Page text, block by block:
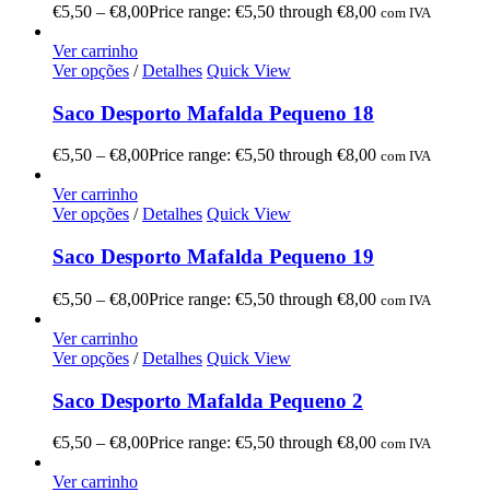
€5,50 – €8,00Price range: €5,50 through €8,00 com IVA
Ver carrinho
Ver opções / Detalhes Quick View
Saco Desporto Mafalda Pequeno 18
€5,50 – €8,00Price range: €5,50 through €8,00 com IVA
Ver carrinho
Ver opções / Detalhes Quick View
Saco Desporto Mafalda Pequeno 19
€5,50 – €8,00Price range: €5,50 through €8,00 com IVA
Ver carrinho
Ver opções / Detalhes Quick View
Saco Desporto Mafalda Pequeno 2
€5,50 – €8,00Price range: €5,50 through €8,00 com IVA
Ver carrinho